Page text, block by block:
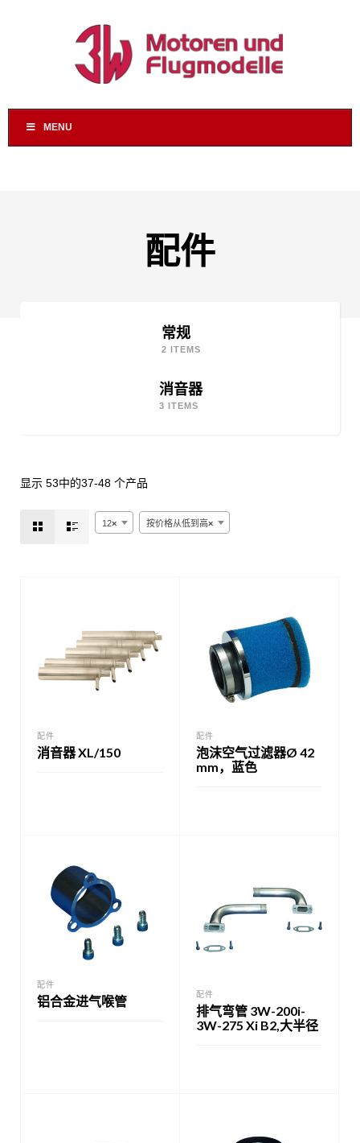
MENU
配件
常规
2 ITEMS
消音器
3 ITEMS
显示 53中的37-48 个产品
×
12 ×
按价格从低到高
配件
消音器 XL/150
配件
泡沫空气过滤器Ø 42
mm，蓝色
配件
铝合金进气喉管 配件
排气弯管 3W-200i-
3W-275 Xi B2,大半径